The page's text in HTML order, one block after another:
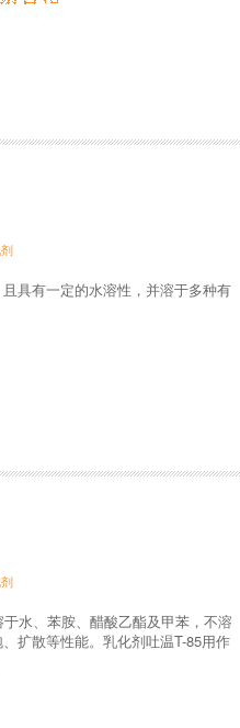
具有一定的水溶性，并溶于多种有
水、苯胺、醋酸乙酯及甲苯，不溶
扩散等性能。乳化剂吐温T-85用作